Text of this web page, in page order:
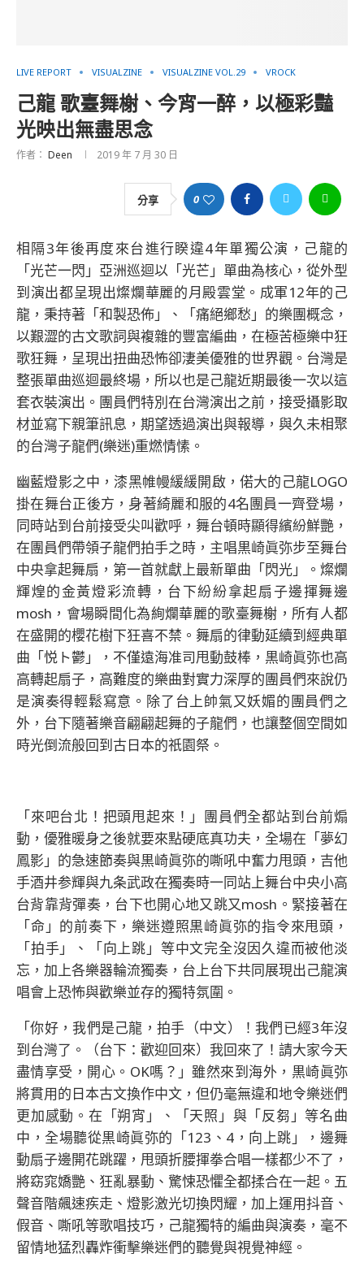
LIVE REPORT VISUALZINE VISUALZINE VOL.29 VROCK
己龍 歌臺舞榭、今宵一醉，以極彩豔
光映出無盡思念
作者： Deen 2019 年 7 月 30 日
分享 0
相隔3年後再度來台進行睽違4年單獨公演，己龍的
「光芒一閃」亞洲巡迴以「光芒」單曲為核心，從外型
到演出都呈現出燦爛華麗的月殿雲堂。成軍12年的己
龍，秉持著「和製恐佈」、「痛絕鄉愁」的樂團概念，
以艱澀的古文歌詞與複雜的豐富編曲，在極苦極樂中狂
歌狂舞，呈現出扭曲恐怖卻淒美優雅的世界觀。台灣是
整張單曲巡迴最終場，所以也是己龍近期最後一次以這
套衣裝演出。團員們特別在台灣演出之前，接受攝影取
材並寫下親筆訊息，期望透過演出與報導，與久未相聚
的台灣子龍們(樂迷)重燃情愫。
幽藍燈影之中，漆黑帷幔緩緩開啟，偌大的己龍LOGO
掛在舞台正後方，身著綺麗和服的4名團員一齊登場，
同時站到台前接受尖叫歡呼，舞台頓時顯得繽紛鮮艷，
在團員們帶領子龍們拍手之時，主唱黒崎眞弥步至舞台
中央拿起舞扇，第一首就獻上最新單曲「閃光」。燦爛
輝煌的金黃燈彩流轉，台下紛紛拿起扇子邊揮舞邊
mosh，會場瞬間化為絢爛華麗的歌臺舞榭，所有人都
在盛開的櫻花樹下狂喜不禁。舞扇的律動延續到經典單
曲「悦ト鬱」，不僅遠海准司甩動鼓棒，黒崎眞弥也高
高轉起扇子，高難度的樂曲對實力深厚的團員們來說仍
是演奏得輕鬆寫意。除了台上帥氣又妖媚的團員們之
外，台下隨著樂音翩翩起舞的子龍們，也讓整個空間如
時光倒流般回到古日本的祇園祭。
「來吧台北！把頭甩起來！」團員們全都站到台前煽
動，優雅暖身之後就要來點硬底真功夫，全場在「夢幻
鳳影」的急速節奏與黒崎眞弥的嘶吼中奮力甩頭，吉他
手酒井参輝與九条武政在獨奏時一同站上舞台中央小高
台背靠背彈奏，台下也開心地又跳又mosh。緊接著在
「命」的前奏下，樂迷遵照黒崎眞弥的指令來甩頭，
「拍手」、「向上跳」等中文完全沒因久違而被他淡
忘，加上各樂器輪流獨奏，台上台下共同展現出己龍演
唱會上恐怖與歡樂並存的獨特氛圍。
「你好，我們是己龍，拍手（中文）！我們已經3年沒
到台灣了。（台下：歡迎回來）我回來了！請大家今天
盡情享受，開心。OK嗎？」雖然來到海外，黒崎眞弥
將貫用的日本古文換作中文，但仍毫無違和地令樂迷們
更加感動。在「朔宵」、「天照」與「反芻」等名曲
中，全場聽從黒崎眞弥的「123、4，向上跳」，邊舞
動扇子邊開花跳躍，甩頭折腰揮拳合唱一樣都少不了，
將窈窕嬌艷、狂亂暴動、驚悚恐懼全都揉合在一起。五
聲音階飆速疾走、燈影激光切換閃耀，加上運用抖音、
假音、嘶吼等歌唱技巧，己龍獨特的編曲與演奏，毫不
留情地猛烈轟炸衝擊樂迷們的聽覺與視覺神經。